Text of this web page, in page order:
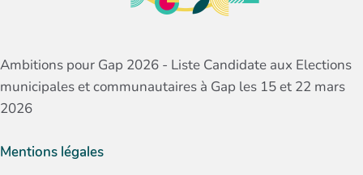
Ambitions pour Gap 2026 - Liste Candidate aux Elections
municipales et communautaires à Gap les 15 et 22 mars
2026
Mentions légales